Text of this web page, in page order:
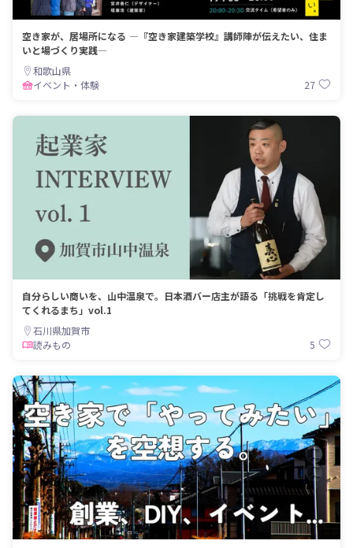
空き家が、居場所になる ―『空き家建築学校』講師陣が伝えたい、住ま
いと場づくり実践―
和歌山県
イベント・体験
27
自分らしい商いを、山中温泉で。日本酒バー店主が語る「挑戦を肯定し
てくれるまち」vol.1
石川県加賀市
読みもの
5